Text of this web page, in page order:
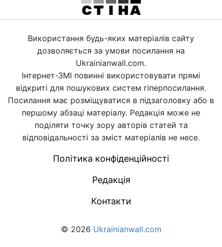
Використання будь-яких матеріалів сайту
дозволяється за умови посилання на
Ukrainianwall.com.
Інтернет-ЗМІ повинні використовувати прямі
відкриті для пошукових систем гіперпосилання.
Посилання має розміщуватися в підзаголовку або в
першому абзаці матеріалу. Редакція може не
поділяти точку зору авторів статей та
відповідальності за зміст матеріалів не несе.
Політика конфіденційності
Редакція
Контакти
© 2026 Ukrainianwall.com